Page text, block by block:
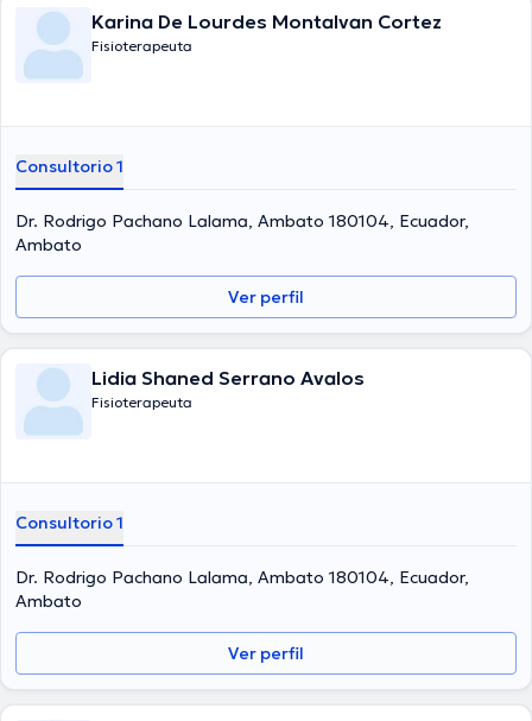
Karina De Lourdes Montalvan Cortez
Fisioterapeuta
Consultorio 1
Dr. Rodrigo Pachano Lalama, Ambato 180104, Ecuador,
Ambato
Ver perfil
Lidia Shaned Serrano Avalos
Fisioterapeuta
Consultorio 1
Dr. Rodrigo Pachano Lalama, Ambato 180104, Ecuador,
Ambato
Ver perfil